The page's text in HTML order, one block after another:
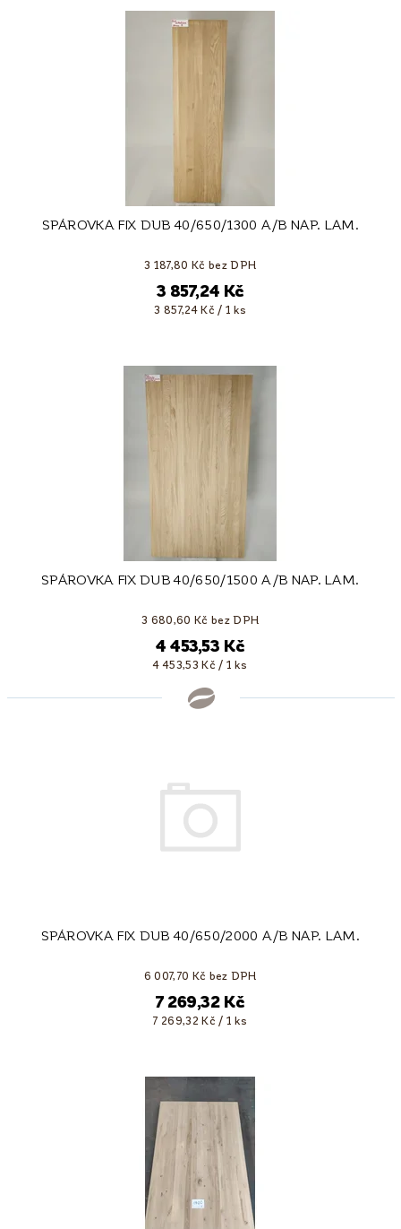
SPÁROVKA FIX DUB 40/650/1300 A/B NAP. LAM.
3 187,80 Kč bez DPH
3 857,24 Kč
3 857,24 Kč / 1 ks
SPÁROVKA FIX DUB 40/650/1500 A/B NAP. LAM.
3 680,60 Kč bez DPH
4 453,53 Kč
4 453,53 Kč / 1 ks
SPÁROVKA FIX DUB 40/650/2000 A/B NAP. LAM.
6 007,70 Kč bez DPH
7 269,32 Kč
7 269,32 Kč / 1 ks